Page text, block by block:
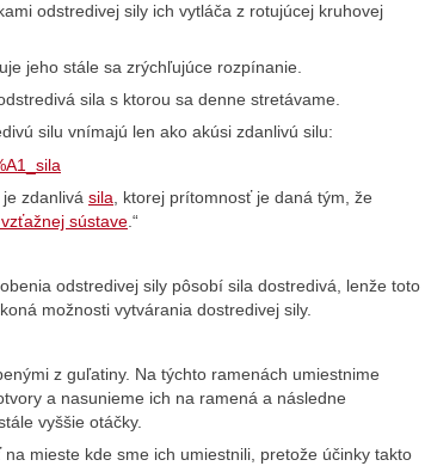
odstredivej sily ich vytláča z rotujúcej kruhovej
jeho stále sa zrýchľujúce rozpínanie.
sila s ktorou sa denne stretávame.
silu vnímajú len ako akúsi zdanlivú silu:
je zdanlivá sila , ktorej prítomnosť je daná tým, že
sústave .“
odstredivej sily pôsobí sila dostredivá, lenže toto
možnosti vytvárania dostredivej sily.
z guľatiny. Na týchto ramenách umiestnime
a nasunieme ich na ramená a následne
vyššie otáčky.
mieste kde sme ich umiestnili, pretože účinky takto